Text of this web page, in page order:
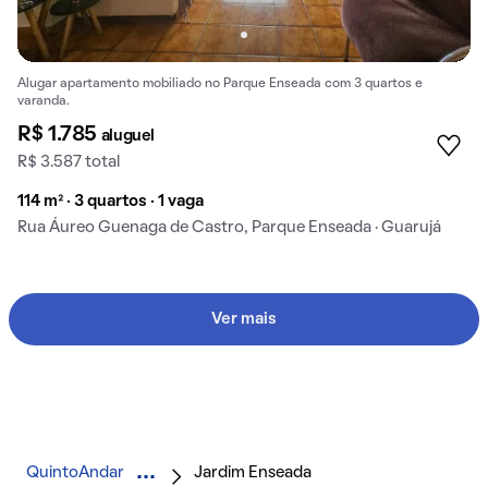
Alugar apartamento mobiliado no Parque Enseada com 3 quartos e
varanda.
R$ 1.785 aluguel
R$ 3.587 total
114 m² · 3 quartos · 1 vaga
Rua Áureo Guenaga de Castro, Parque Enseada · Guarujá
Ver mais
QuintoAndar Jardim Enseada